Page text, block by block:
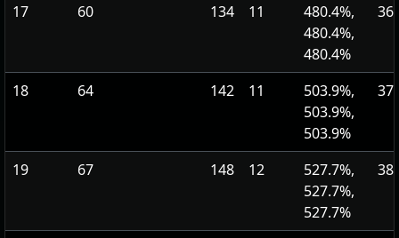
17 60 134 11
480.4%,
480.4%,
480.4%
36
18 64 142 11
503.9%,
503.9%,
503.9%
37
19 67 148 12
527.7%,
527.7%,
527.7%
38